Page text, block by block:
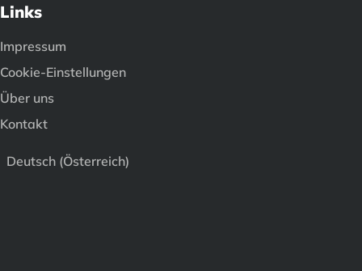
Links
Impressum
Cookie-Einstellungen
Über uns
Kontakt
Deutsch (Österreich)